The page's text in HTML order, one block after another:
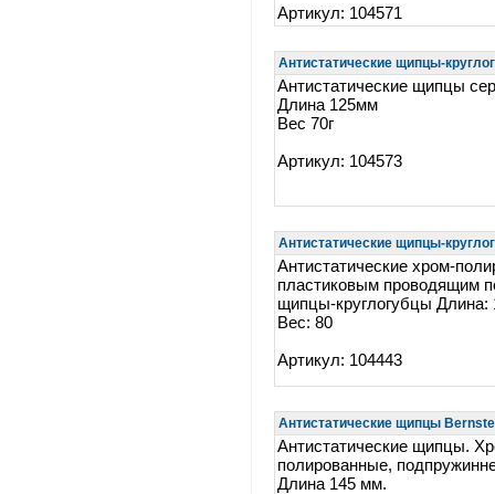
Артикул: 104571
Антистатические щипцы-
Антистатические щипцы
Длина 125мм
Вес 70г
Артикул: 104573
Антистатические щипцы-
Антистатические хром-
пластиковым проводящим
щипцы-круглогубцы Длина:
Вес: 80
Артикул: 104443
Антистатические щипцы
Антистатические щипцы.
полированные,
Длина 145 мм.